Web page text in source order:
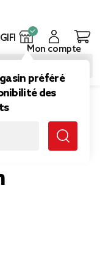
GIFI
préféré
des
Mon compte
ronde